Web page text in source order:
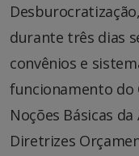
durante três dias
convênios e
funcionamento do
Noções Básicas
Diretrizes